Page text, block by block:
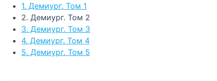
1. Демиург. Том 1
2. Демиург. Том 2
3. Демиург. Том 3
4. Демиург. Том 4
5. Демиург. Том 5